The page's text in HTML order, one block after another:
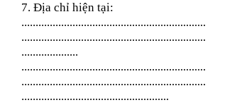
7. Địa chỉ hiện tại:
.................................................................
.................................................................
....................
.................................................................
.................................................................
....................................................